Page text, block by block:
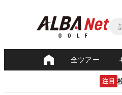
全ツアー
注目